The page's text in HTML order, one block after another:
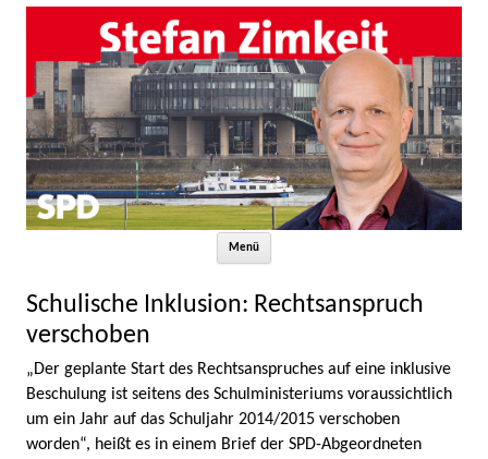
Menü
Schulische Inklusion: Rechtsanspruch
verschoben
„Der geplante Start des Rechtsanspruches auf eine inklusive
Beschulung ist seitens des Schulministeriums voraussichtlich
um ein Jahr auf das Schuljahr 2014/2015 verschoben
worden“, heißt es in einem Brief der SPD-Abgeordneten